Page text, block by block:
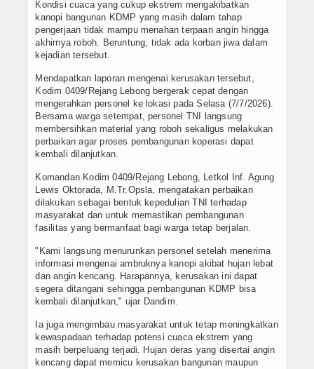
Kondisi cuaca yang cukup ekstrem mengakibatkan
kanopi bangunan KDMP yang masih dalam tahap
pengerjaan tidak mampu menahan terpaan angin hingga
akhirnya roboh. Beruntung, tidak ada korban jiwa dalam
kejadian tersebut.
Mendapatkan laporan mengenai kerusakan tersebut,
Kodim 0409/Rejang Lebong bergerak cepat dengan
mengerahkan personel ke lokasi pada Selasa (7/7/2026).
Bersama warga setempat, personel TNI langsung
membersihkan material yang roboh sekaligus melakukan
perbaikan agar proses pembangunan koperasi dapat
kembali dilanjutkan.
Komandan Kodim 0409/Rejang Lebong, Letkol Inf. Agung
Lewis Oktorada, M.Tr.Opsla, mengatakan perbaikan
dilakukan sebagai bentuk kepedulian TNI terhadap
masyarakat dan untuk memastikan pembangunan
fasilitas yang bermanfaat bagi warga tetap berjalan.
"Kami langsung menurunkan personel setelah menerima
informasi mengenai ambruknya kanopi akibat hujan lebat
dan angin kencang. Harapannya, kerusakan ini dapat
segera ditangani sehingga pembangunan KDMP bisa
kembali dilanjutkan," ujar Dandim.
Ia juga mengimbau masyarakat untuk tetap meningkatkan
kewaspadaan terhadap potensi cuaca ekstrem yang
masih berpeluang terjadi. Hujan deras yang disertai angin
kencang dapat memicu kerusakan bangunan maupun